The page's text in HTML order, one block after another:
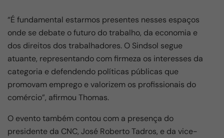
“É fundamental estarmos presentes nesses espaços
onde se debate o futuro do trabalho, da economia e
dos direitos dos trabalhadores. O Sindsol segue
atuante, representando com firmeza os interesses da
categoria e defendendo políticas públicas que
promovam emprego e valorizem os profissionais do
comércio”, afirmou Thomas.
O evento também contou com a presença do
presidente da CNC, José Roberto Tadros, e da vice-